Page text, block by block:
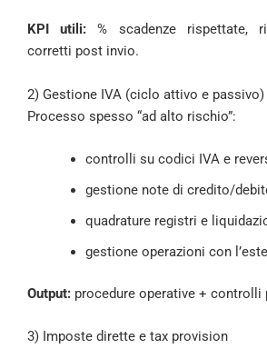
KPI utili: % scadenze rispettate,
corretti post invio.
2) Gestione IVA (ciclo attivo e passivo)
Processo spesso “ad alto rischio”:
controlli su codici IVA e
gestione note di credito/
quadrature registri e
gestione operazioni con
Output: procedure operative + controlli
3) Imposte dirette e tax provision